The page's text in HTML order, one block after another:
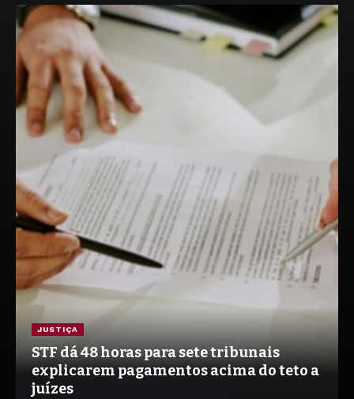
JUSTIÇA
STF dá 48 horas para sete tribunais
explicarem pagamentos acima do teto a
juízes